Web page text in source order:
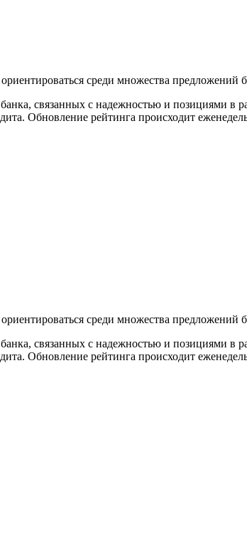
среди множества предложений
связанных с надежностью и позициями
Обновление рейтинга происходит
среди множества предложений
связанных с надежностью и позициями
Обновление рейтинга происходит